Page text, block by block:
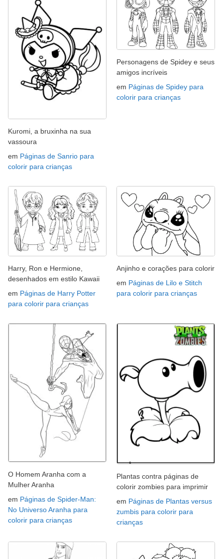
Kuromi, a bruxinha na sua
vassoura
em Páginas de Sanrio para
colorir para crianças
Personagens de Spidey e seus
amigos incríveis
em Páginas de Spidey para
colorir para crianças
Harry, Ron e Hermione,
desenhados em estilo Kawaii
em Páginas de Harry Potter
para colorir para crianças
Anjinho e corações para colorir
em Páginas de Lilo e Stitch
para colorir para crianças
O Homem Aranha com a
Mulher Aranha
em Páginas de Spider-Man:
No Universo Aranha para
colorir para crianças
Plantas contra páginas de
colorir zombies para imprimir
em Páginas de Plantas versus
zumbis para colorir para
crianças